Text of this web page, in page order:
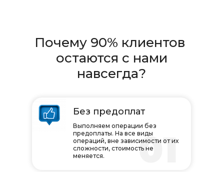
Почему 90% клиентов
остаются с нами
навсегда?
01
Без предоплат
Выполняем операции без
предоплаты. На все виды
операций, вне зависимости от их
сложности, стоимость не
меняется.